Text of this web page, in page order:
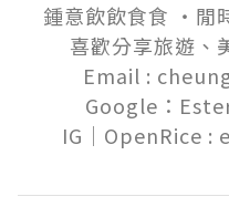
鍾意飲飲食食 ‧閒
喜歡分享旅遊、
Email :
Google：